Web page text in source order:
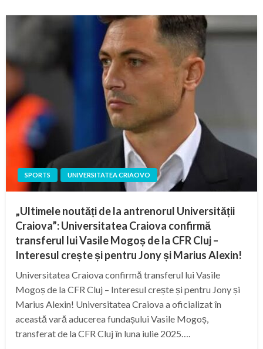
SPORTS UNIVERSITATEA CRIAOVO
„Ultimele noutăți de la antrenorul Universității
Craiova”: Universitatea Craiova confirmă
transferul lui Vasile Mogoș de la CFR Cluj –
Interesul crește și pentru Jony și Marius Alexin!
Universitatea Craiova confirmă transferul lui Vasile
Mogoș de la CFR Cluj – Interesul crește și pentru Jony și
Marius Alexin! Universitatea Craiova a oficializat în
această vară aducerea fundașului Vasile Mogoș,
transferat de la CFR Cluj în luna iulie 2025….